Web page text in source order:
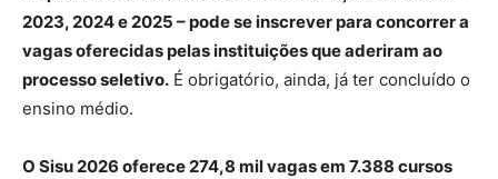
2023, 2024 e 2025 – pode se inscrever para concorrer a
vagas oferecidas pelas instituições que aderiram ao
processo seletivo. É obrigatório, ainda, já ter concluído o
ensino médio.
O Sisu 2026 oferece 274,8 mil vagas em 7.388 cursos